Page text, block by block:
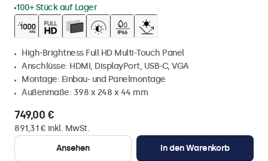
100+ Stück auf Lager
High-Brightness Full HD Multi-Touch Panel
Anschlüsse: HDMI, DisplayPort, USB-C, VGA
Montage: Einbau- und Panelmontage
Außenmaße: 398 x 248 x 44 mm
749,00 €
891,31 € inkl. MwSt.
Ansehen
In den Warenkorb